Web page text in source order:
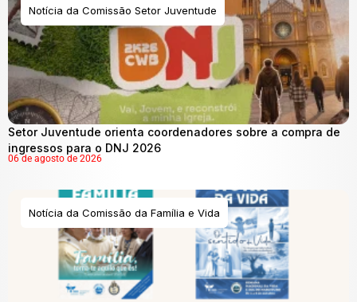
Notícia da Comissão Setor Juventude
Setor Juventude orienta coordenadores sobre a compra de
ingressos para o DNJ 2026
06 de agosto de 2026
Notícia da Comissão da Família e Vida